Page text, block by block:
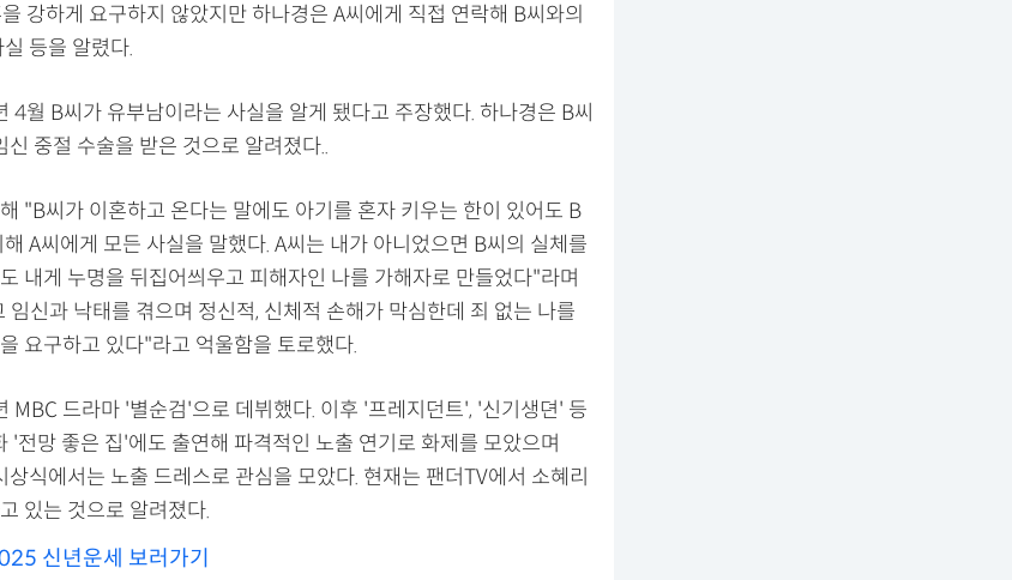
강하게 요구하지 않았지만 하나경은 A씨에게 직접 연락해 B씨와의
등을 알렸다.
4월 B씨가 유부남이라는 사실을 알게 됐다고 주장했다. 하나경은 B씨
신 중절 수술을 받은 것으로 알려졌다..
"B씨가 이혼하고 온다는 말에도 아기를 혼자 키우는 한이 있어도 B
A씨에게 모든 사실을 말했다. A씨는 내가 아니었으면 B씨의 실체를
내게 누명을 뒤집어씌우고 피해자인 나를 가해자로 만들었다"라며
임신과 낙태를 겪으며 정신적, 신체적 손해가 막심한데 죄 없는 나를
요구하고 있다"라고 억울함을 토로했다.
MBC 드라마 '별순검'으로 데뷔했다. 이후 '프레지던트', '신기생뎐' 등
'전망 좋은 집'에도 출연해 파격적인 노출 연기로 화제를 모았으며
식에서는 노출 드레스로 관심을 모았다. 현재는 팬더TV에서 소혜리
있는 것으로 알려졌다.
신년운세 보러가기